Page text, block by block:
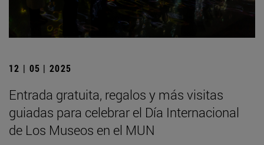
12 | 05 | 2025
Entrada gratuita, regalos y más visitas
guiadas para celebrar el Día Internacional
de Los Museos en el MUN